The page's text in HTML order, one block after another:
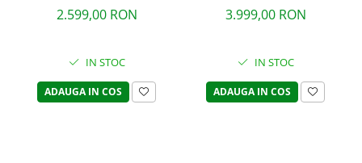
2.599,00 RON
IN STOC
ADAUGA IN COS
3.999,00 RON
IN STOC
ADAUGA IN COS